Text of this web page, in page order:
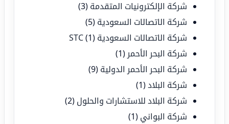
شركة الإلكترونيات المتقدمة (3)
شركة الاتصالات السعودية (5)
شركة الاتصالات السعودية STC (1)
شركة البحر الأحمر (1)
شركة البحر الأحمر الدولية (9)
شركة البلاد(1)
شركة البلاد للاستشارات والحلول (2)
شركة البواني (1)